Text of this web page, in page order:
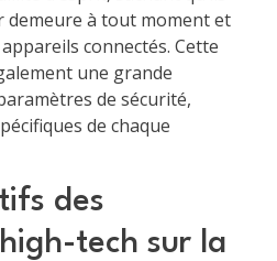
demeure à tout moment et
connectés. Cette
une grande
de sécurité,
de chaque
des
tech sur la